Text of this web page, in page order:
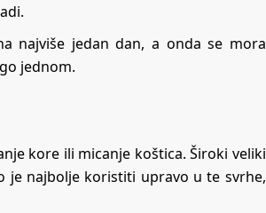
najviše jedan dan, a onda se mora
jednom.
kore ili micanje koštica. Široki veliki
je najbolje koristiti upravo u te svrhe,